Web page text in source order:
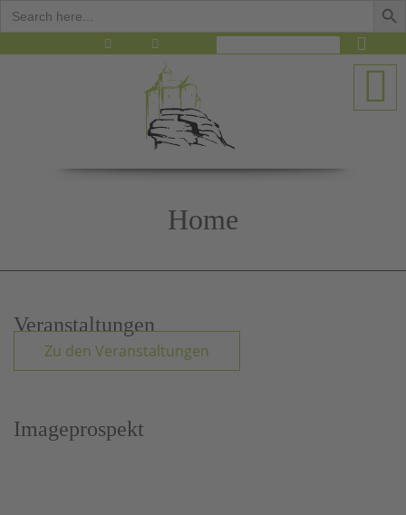
for:
Home
Veranstaltungen
Zu den Veranstaltungen
Imageprospekt